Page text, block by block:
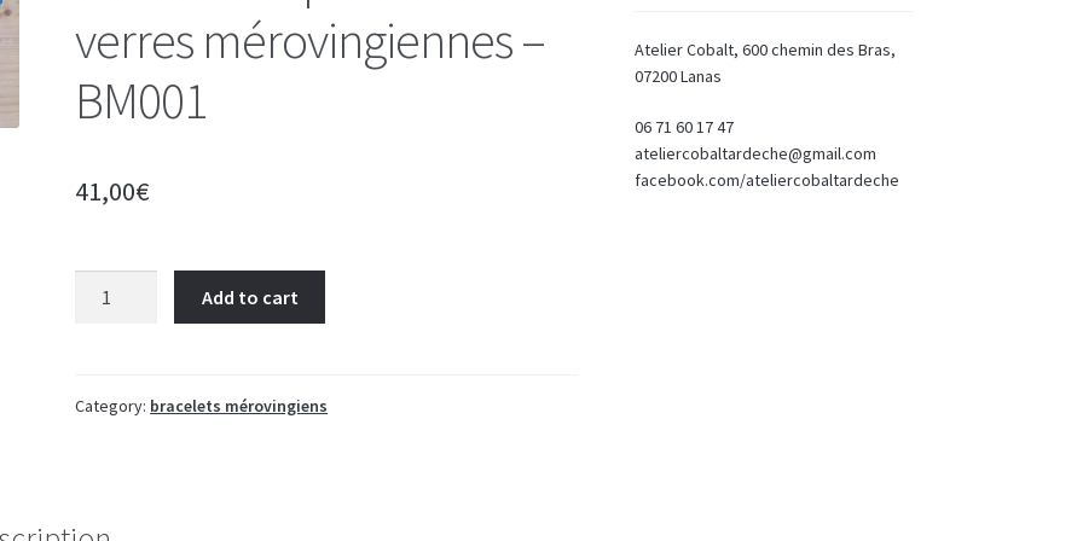
verres mérovingiennes –
BM001
41,00€
verres
quantity
Add to cart
Category: bracelets mérovingiens
Atelier Cobalt, 600 chemin des Bras,
07200 Lanas
06 71 60 17 47
ateliercobaltardeche@gmail.com
facebook.com/ateliercobaltardeche